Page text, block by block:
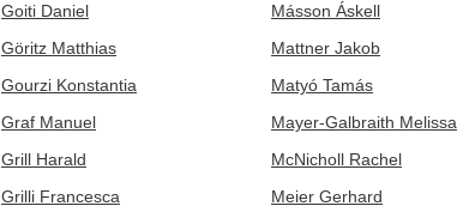
Goiti Daniel
Göritz Matthias
Gourzi Konstantia
Graf Manuel
Grill Harald
Grilli Francesca
Másson Áskell
Mattner Jakob
Matyó Tamás
Mayer-Galbraith Melissa
McNicholl Rachel
Meier Gerhard